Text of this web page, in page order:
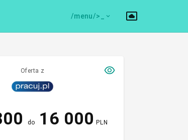
/menu/>
Oferta z
do 16 000 PLN